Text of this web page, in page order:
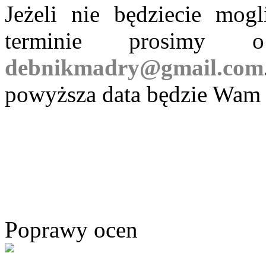
Jeżeli nie będziecie
terminie prosimy
debnikmadry@gmail.com
powyższa data będzie
Poprawy ocen